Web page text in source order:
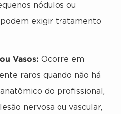
nódulos ou
podem exigir tratamento
Vasos: Ocorre em
raros quando não há
do profissional,
nervosa ou vascular,